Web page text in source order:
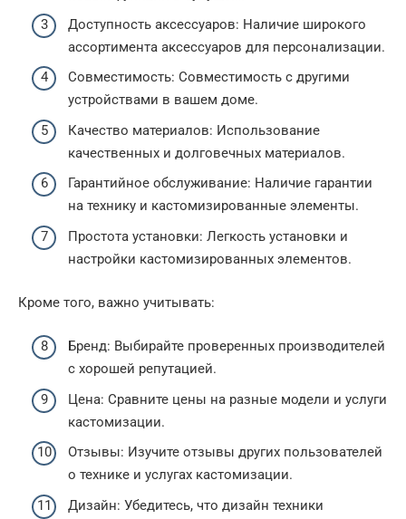
Доступность аксессуаров: Наличие широкого
ассортимента аксессуаров для персонализации.
Совместимость: Совместимость с другими
устройствами в вашем доме.
Качество материалов: Использование
качественных и долговечных материалов.
Гарантийное обслуживание: Наличие гарантии
на технику и кастомизированные элементы.
Простота установки: Легкость установки и
настройки кастомизированных элементов.
Кроме того, важно учитывать:
Бренд: Выбирайте проверенных производителей
с хорошей репутацией.
Цена: Сравните цены на разные модели и услуги
кастомизации.
Отзывы: Изучите отзывы других пользователей
о технике и услугах кастомизации.
Дизайн: Убедитесь, что дизайн техники